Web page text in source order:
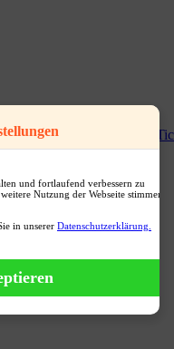
und fortlaufend verbessern zu
Nutzung der Webseite stimmen
in unserer Datenschutzerklärung.
(0)